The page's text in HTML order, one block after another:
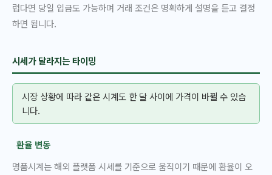
럽다면 당일 입금도 가능하며 거래 조건은 명확하게 설명을 듣고 결정
하면 됩니다.
시세가 달라지는 타이밍
시장 상황에 따라 같은 시계도 한 달 사이에 가격이 바뀔 수 있습
니다.
환율 변동
명품시계는 해외 플랫폼 시세를 기준으로 움직이기 때문에 환율이 오